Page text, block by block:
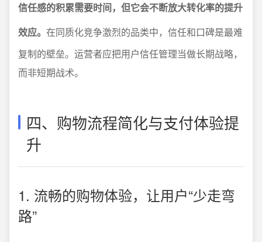
信任感的积累需要时间，但它会不断放大转化率的提升
效应。 在同质化竞争激烈的品类中，信任和口碑是最难
复制的壁垒。运营者应把用户信任管理当做长期战略，
而非短期战术。
四、购物流程简化与支付体验提
升
1. 流畅的购物体验，让用户“少走弯
路”